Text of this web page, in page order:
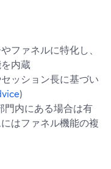
ファネルに特化し、
内蔵
ッション長に基づい
)
門内にある場合は有
はファネル機能の複